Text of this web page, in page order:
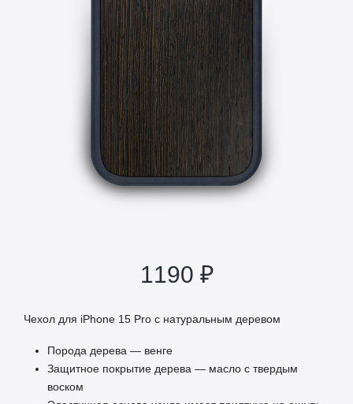
1190 ₽
Чехол для iPhone 15 Pro с натуральным деревом
Порода дерева — венге
Защитное покрытие дерева — масло с твердым
воском